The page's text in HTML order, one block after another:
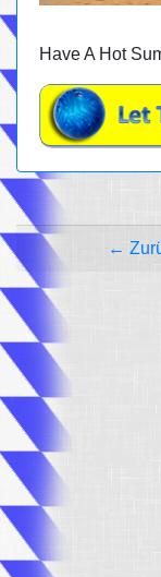
Have A Hot
←